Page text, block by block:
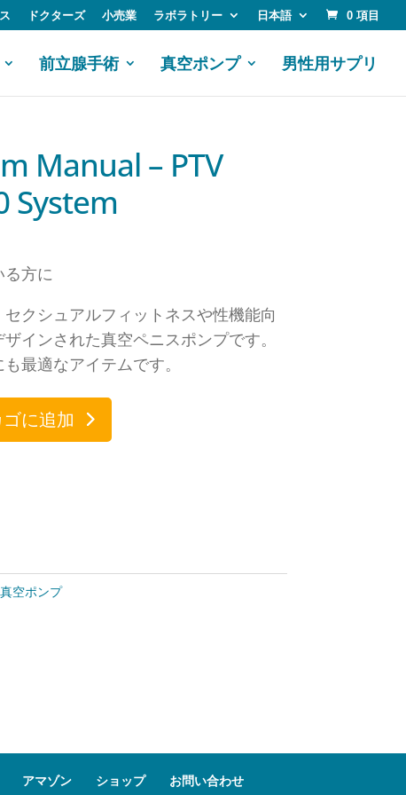
ドクターズ 小売業 ラボラトリー 日本語 0 項目
前立腺手術 真空ポンプ 男性用サプリ
Manual – PTV
System
る方に
セクシュアルフィットネスや性機能向
インされた真空ペニスポンプです。
最適なアイテムです。
に追加
真空ポンプ
アマゾン ショップ お問い合わせ